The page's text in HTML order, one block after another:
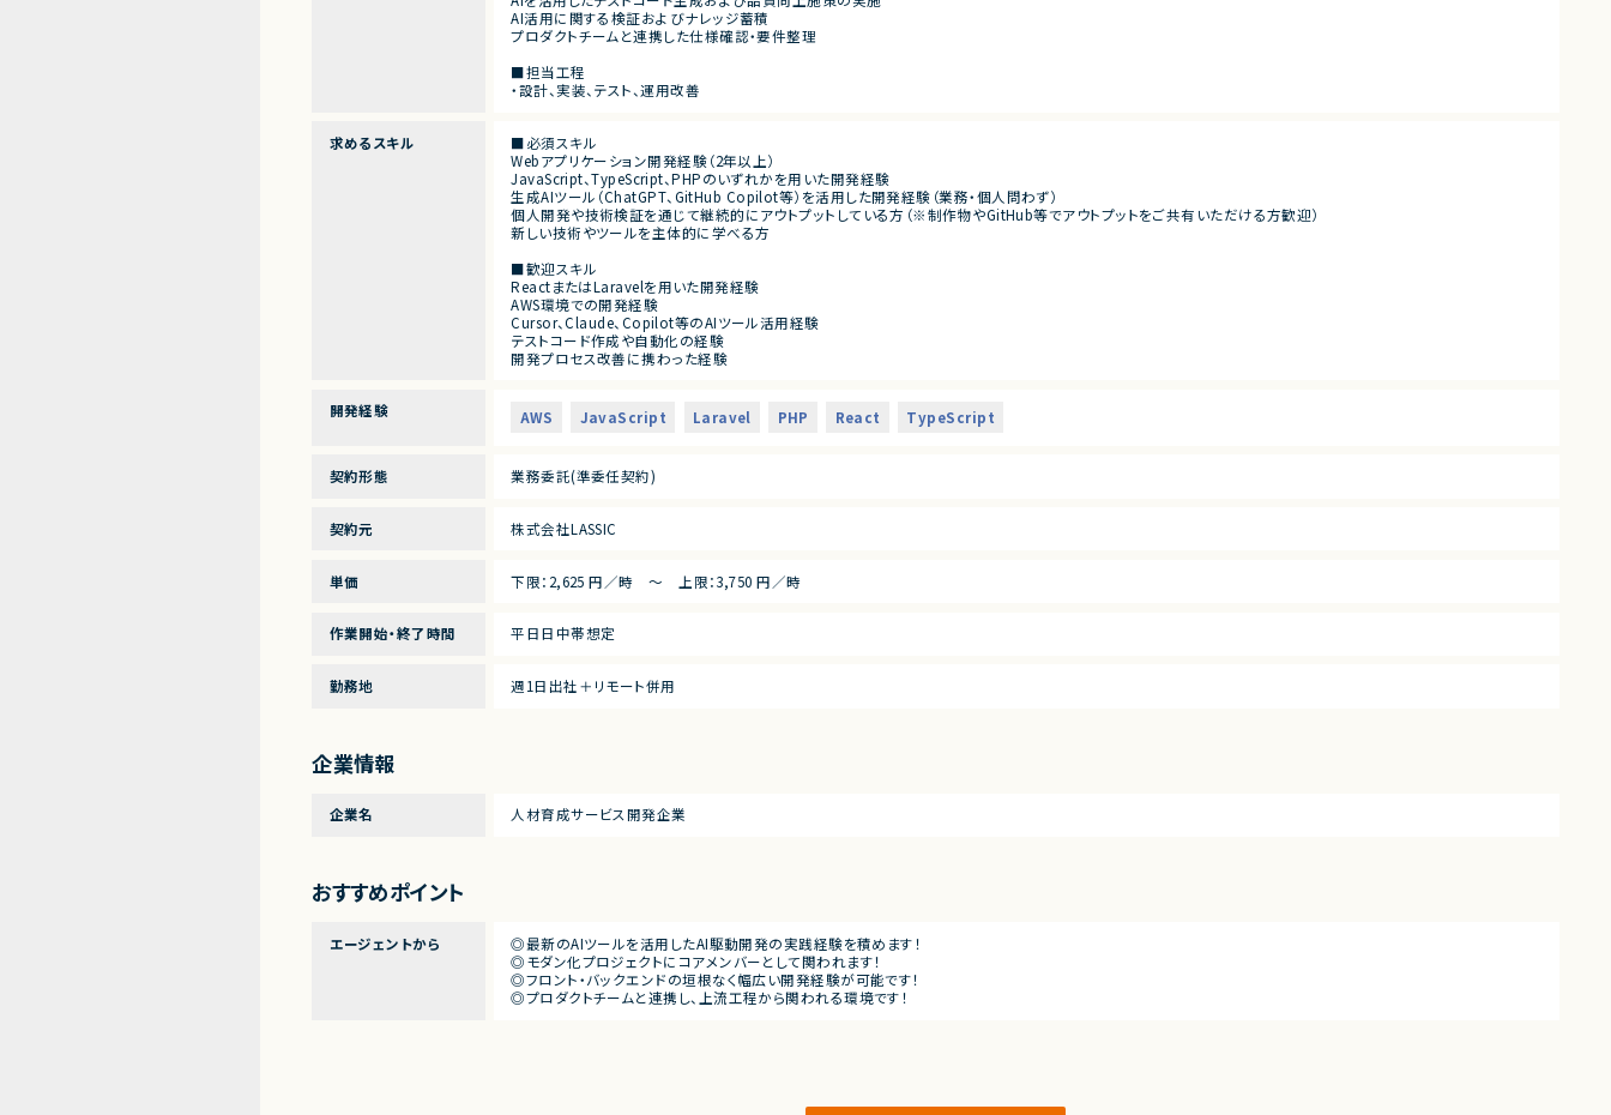
AI活用に関する検証およびナレッジ蓄積
プロダクトチームと連携した仕様確認・要件整理
■担当工程
・設計、実装、テスト、運用改善
求めるスキル
■必須スキル
Webアプリケーション開発経験（2年以上）
JavaScript、TypeScript、PHPのいずれかを用いた開発経験
生成AIツール（ChatGPT、GitHub Copilot等）を活用した開発経験（業務・個人問わず）
個人開発や技術検証を通じて継続的にアウトプットしている方（※制作物やGitHub等でアウトプットをご共有いただける方歓迎）
新しい技術やツールを主体的に学べる方
■歓迎スキル
ReactまたはLaravelを用いた開発経験
AWS環境での開発経験
Cursor、Claude、Copilot等のAIツール活用経験
テストコード作成や自動化の経験
開発プロセス改善に携わった経験
開発経験 AWS JavaScript Laravel PHP React TypeScript
契約形態 業務委託(準委任契約)
契約元 株式会社LASSIC
単価 下限：2,625 円／時 ～ 上限：3,750 円／時
作業開始・終了時間 平日日中帯想定
勤務地 週1日出社＋リモート併用
企業情報
企業名 人材育成サービス開発企業
おすすめポイント
エージェントから
◎最新のAIツールを活用したAI駆動開発の実践経験を積めます！
◎モダン化プロジェクトにコアメンバーとして関われます！
◎フロント・バックエンドの垣根なく幅広い開発経験が可能です！
◎プロダクトチームと連携し、上流工程から関われる環境です！